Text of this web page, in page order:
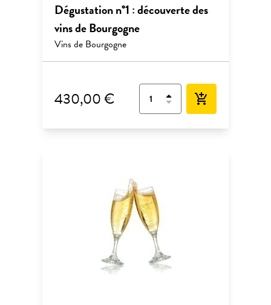
Dégustation n°1 : découverte des
vins de Bourgogne
Vins de Bourgogne
430,00 € add_shopping_cart